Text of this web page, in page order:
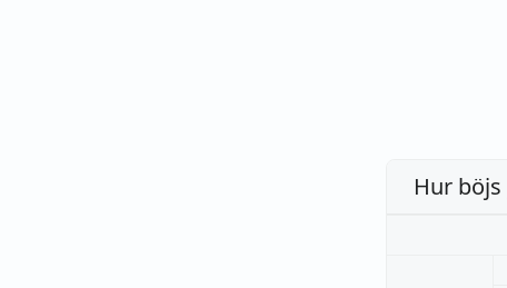
Hur böjs